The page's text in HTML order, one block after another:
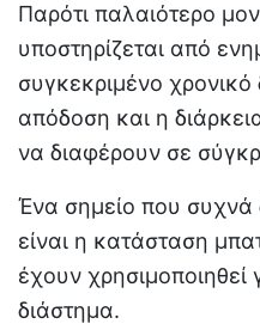
Παρότι παλαιότερο
υποστηρίζεται από
συγκεκριμένο
απόδοση και η
να διαφέρουν σε
Ένα σημείο που
είναι η κατάσταση
έχουν χρησιμοποιηθεί
διάστημα.